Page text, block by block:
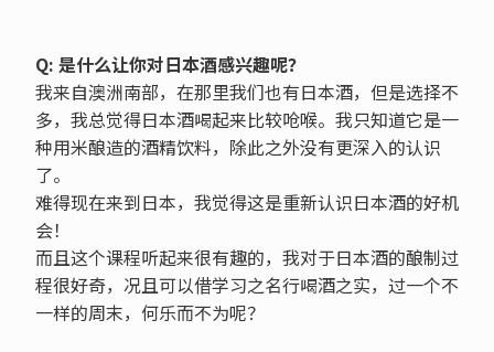
Q: 是什么让你对日本酒感兴趣呢？
我来自澳洲南部，在那里我们也有日本酒，但是选择不
多，我总觉得日本酒喝起来比较呛喉。我只知道它是一
种用米酿造的酒精饮料，除此之外没有更深入的认识
了。
难得现在来到日本，我觉得这是重新认识日本酒的好机
会！
而且这个课程听起来很有趣的，我对于日本酒的酿制过
程很好奇，况且可以借学习之名行喝酒之实，过一个不
一样的周末，何乐而不为呢？